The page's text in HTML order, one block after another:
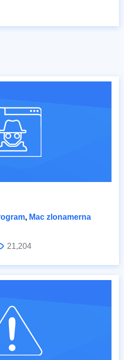
, Mac zlonamerna
21,204